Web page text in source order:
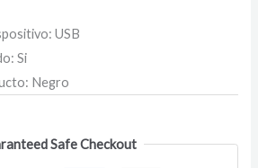
USB
Si
Negro
Safe Checkout